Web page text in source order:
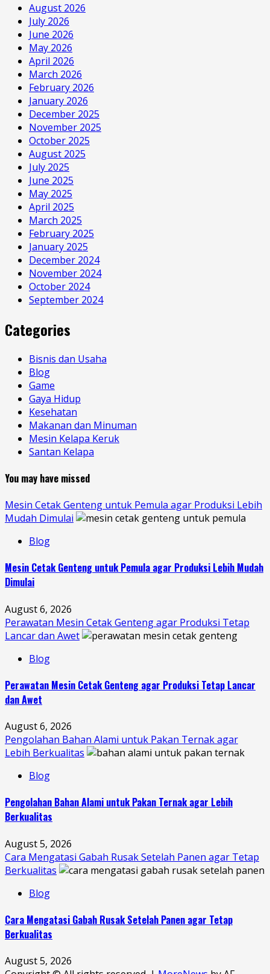
August 2026
July 2026
June 2026
May 2026
April 2026
March 2026
February 2026
January 2026
December 2025
November 2025
October 2025
August 2025
July 2025
June 2025
May 2025
April 2025
March 2025
February 2025
January 2025
December 2024
November 2024
October 2024
September 2024
Categories
Bisnis dan Usaha
Blog
Game
Gaya Hidup
Kesehatan
Makanan dan Minuman
Mesin Kelapa Keruk
Santan Kelapa
You may have missed
Mesin Cetak Genteng untuk Pemula agar Produksi Lebih
Mudah Dimulai
Blog
Mesin Cetak Genteng untuk Pemula agar Produksi Lebih Mudah
Dimulai
August 6, 2026
Perawatan Mesin Cetak Genteng agar Produksi Tetap
Lancar dan Awet
Blog
Perawatan Mesin Cetak Genteng agar Produksi Tetap Lancar
dan Awet
August 6, 2026
Pengolahan Bahan Alami untuk Pakan Ternak agar
Lebih Berkualitas
Blog
Pengolahan Bahan Alami untuk Pakan Ternak agar Lebih
Berkualitas
August 5, 2026
Cara Mengatasi Gabah Rusak Setelah Panen agar Tetap
Berkualitas
Blog
Cara Mengatasi Gabah Rusak Setelah Panen agar Tetap
Berkualitas
August 5, 2026